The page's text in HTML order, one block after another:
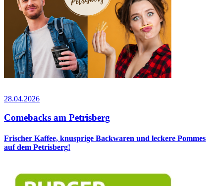
28.04.2026
Comebacks am Petrisberg
Frischer Kaffee, knusprige Backwaren und leckere Pommes
auf dem Petrisberg!